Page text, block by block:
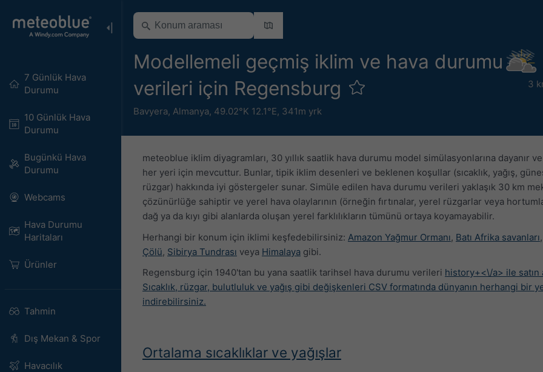
7 Günlük Hava
Durumu
10 Günlük Hava
Durumu
Bugünkü Hava
Durumu
Webcams
Hava Durumu
Haritaları​
Ürünler
Tahmin
Dış Mekan & Spor
Havacılık
Modellemeli geçmiş iklim ve hava durumu
verileri için Regensburg
Bavyera, Almanya, 49.02°K 12.1°E, 341m yrk
3
meteoblue iklim diyagramları, 30 yıllık saatlik hava durumu model simülasyonlarına dayanır
her yeri için mevcuttur. Bunlar, tipik iklim desenleri ve beklenen koşullar (sıcaklık, yağış,
rüzgar) hakkında iyi göstergeler sunar. Simüle edilen hava durumu verileri yaklaşık 30 km
çözünürlüğe sahiptir ve yerel hava olaylarının (örneğin fırtınalar, yerel rüzgarlar veya
dağ ya da kıyı gibi alanlarda oluşan yerel farklılıkların tümünü ortaya koyamayabilir.
Herhangi bir konum için iklimi keşfedebilirsiniz: Amazon Yağmur Ormanı, Batı Afrika savanları,
Çölü, Sibirya Tundrası veya Himalaya gibi.
Regensburg için 1940'tan bu yana saatlik tarihsel hava durumu verileri history+<\/a> ile satın
Sıcaklık, rüzgar, bulutluluk ve yağış gibi değişkenleri CSV formatında dünyanın herhangi bir
indirebilirsiniz.
Ortalama sıcaklıklar ve yağışlar